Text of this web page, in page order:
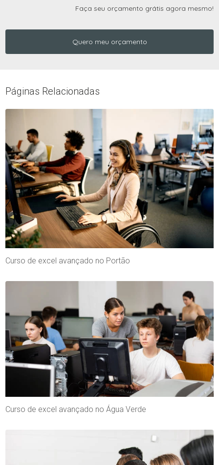
Faça seu orçamento grátis agora mesmo!
Quero meu orçamento
Páginas Relacionadas
Curso de excel avançado no Portão
Curso de excel avançado no Água Verde